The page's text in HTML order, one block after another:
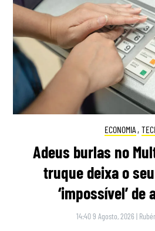
ECONOMIA ,
Adeus burlas no
truque deixa o
‘impossível’ de
14:40 9 Agosto, 2026 |